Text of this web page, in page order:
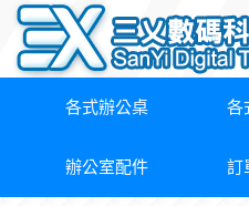
各式辦公桌 各
辦公室配件 訂